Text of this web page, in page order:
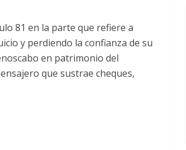
81 en la parte que refiere a
y perdiendo la confianza de su
en patrimonio del
que sustrae cheques,